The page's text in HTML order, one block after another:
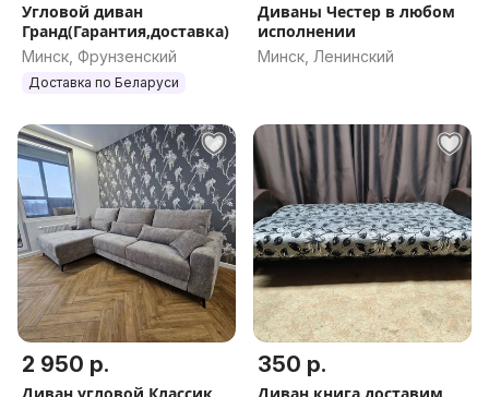
Угловой диван
Гранд(Гарантия,доставка)
Минск, Фрунзенский
Доставка по Беларуси
Диваны Честер в любом
исполнении
Минск, Ленинский
2 950 р. 350 р.